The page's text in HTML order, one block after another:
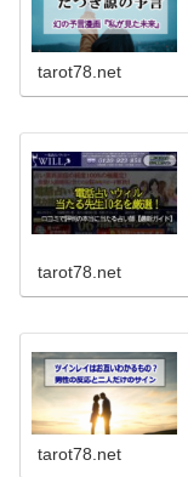
tarot78.net
tarot78.net
tarot78.net